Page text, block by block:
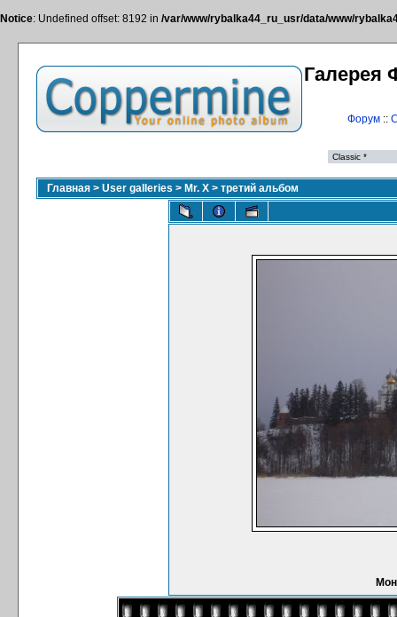
Notice: Undefined offset: 8192 in /var/www/rybalka44_ru_usr/data/www/
Галерея
Форум::
Главная > User galleries > Mr. X > третий альбом